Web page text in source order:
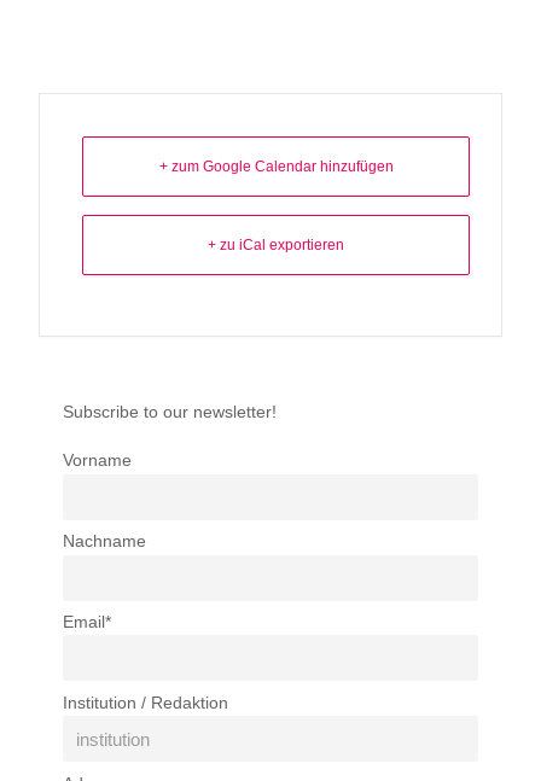
+ zum Google Calendar hinzufügen
+ zu iCal exportieren
Subscribe to our newsletter!
Vorname
Nachname
Email*
Institution / Redaktion